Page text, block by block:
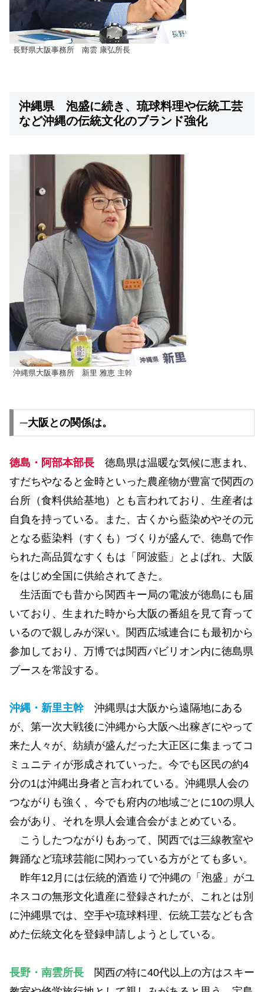
長野県大阪事務所 南雲 康弘所長
沖縄県 泡盛に続き、琉球料理や伝統工芸
など沖縄の伝統文化のブランド強化
沖縄県大阪事務所 新里 雅恵 主幹
─大阪との関係は。
徳島・阿部本部長 徳島県は温暖な気候に恵まれ、
すだちやなると金時といった農産物が豊富で関西の
台所（食料供給基地）とも言われており、生産者は
自負を持っている。また、古くから藍染めやその元
となる藍染料（すくも）づくりが盛んで、徳島で作
られた高品質なすくもは「阿波藍」とよばれ、大阪
をはじめ全国に供給されてきた。
生活面でも昔から関西キー局の電波が徳島にも届
いており、生まれた時から大阪の番組を見て育って
いるので親しみが深い。関西広域連合にも最初から
参加しており、万博では関西パビリオン内に徳島県
ブースを常設する。
沖縄・新里主幹沖縄県は大阪から遠隔地にある
が、第一次大戦後に沖縄から大阪へ出稼ぎにやって
来た人々が、紡績が盛んだった大正区に集まってコ
ミュニティが形成されていった。今でも区民の約4
分の1は沖縄出身者と言われている。沖縄県人会の
つながりも強く、今でも府内の地域ごとに10の県人
会があり、それを県人会連合会がまとめている。
こうしたつながりもあって、関西では三線教室や
舞踊など琉球芸能に関わっている方がとても多い。
昨年12月には伝統的酒造りで沖縄の「泡盛」がユ
ネスコの無形文化遺産に登録されたが、これとは別
に沖縄県では、空手や琉球料理、伝統工芸なども含
めた伝統文化を登録申請しようとしている。
長野・南雲所長 関西の特に40代以上の方はスキー